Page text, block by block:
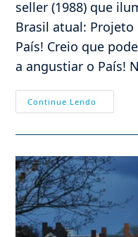
seller (1988) que
Brasil atual:
País! Creio que
a angustiar o País!
Continue Lendo
De